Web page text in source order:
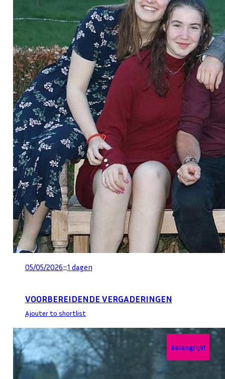
05/05/2026–1 dagen
VOORBEREIDENDE VERGADERINGEN
Ajouter to shortlist
Belangrijk!